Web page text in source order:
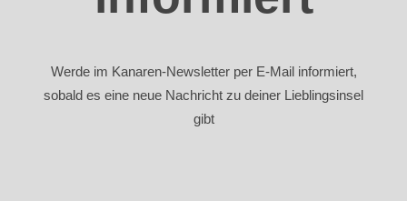
Werde im Kanaren-Newsletter per E-Mail informiert,
sobald es eine neue Nachricht zu deiner Lieblingsinsel
gibt